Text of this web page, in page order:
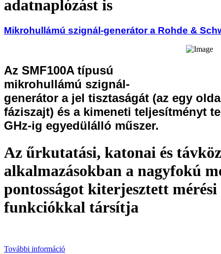
adatnaplózást is
Mikrohullámú szignál-generátor a Rohde &
Az SMF100A típusú
mikrohullámú szignál-
generátor a jel tisztaságát (az egy
fáziszajt) és a kimeneti teljesítményt
GHz-ig egyedülálló műszer.
Az űrkutatási, katonai és
alkalmazásokban a nagyfokú
pontosságot kiterjesztett mérési
funkciókkal társítja
További információ